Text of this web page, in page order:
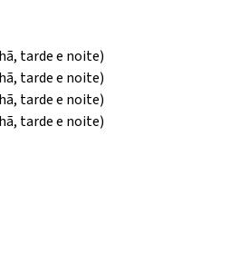
tarde e noite)
tarde e noite)
tarde e noite)
tarde e noite)